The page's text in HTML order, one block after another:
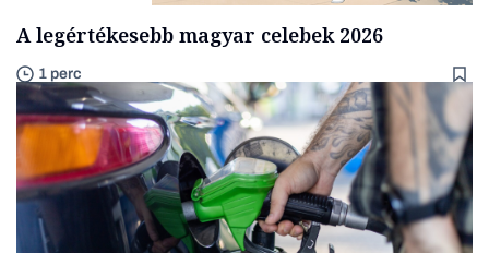
A legértékesebb magyar celebek 2026
1 perc